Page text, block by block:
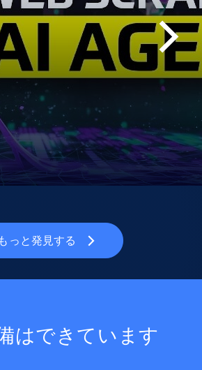
もっと発見する
はできています